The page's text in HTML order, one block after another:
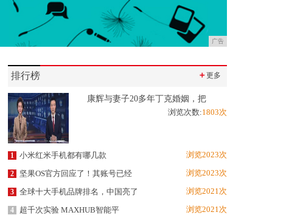
广告
排行榜 ＋更多
康辉与妻子20多年丁克婚姻，把
浏览次数:1803次
1 小米红米手机都有哪几款 浏览2023次
2 坚果OS官方回应了！其账号已经 浏览2023次
3 全球十大手机品牌排名，中国亮了 浏览2021次
4 超千次实验 MAXHUB智能平 浏览2021次